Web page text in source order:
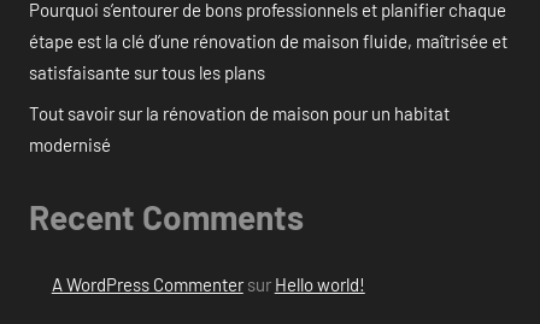
Pourquoi s’entourer de bons professionnels et planifier chaque
étape est la clé d’une rénovation de maison fluide, maîtrisée et
satisfaisante sur tous les plans
Tout savoir sur la rénovation de maison pour un habitat
modernisé
Recent Comments
A WordPress Commentersur Hello world!